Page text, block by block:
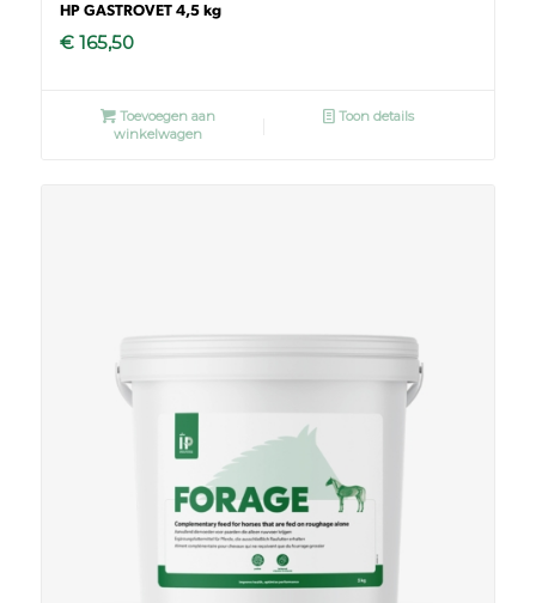
HP GASTROVET 4,5 kg
€165,50
Toevoegen aan
winkelwagen
Toon details